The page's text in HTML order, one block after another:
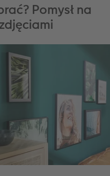
Pomysł na